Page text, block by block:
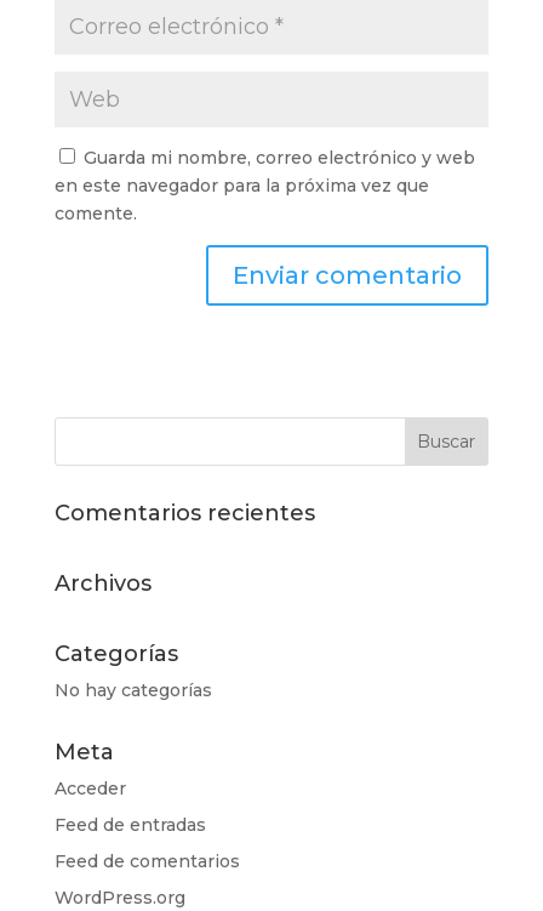
Guarda mi nombre, correo electrónico y web
en este navegador para la próxima vez que
comente.
Comentarios recientes
Archivos
Categorías
No hay categorías
Meta
Acceder
Feed de entradas
Feed de comentarios
WordPress.org